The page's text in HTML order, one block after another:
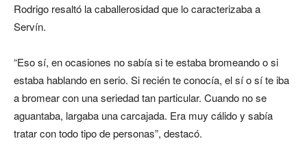
Rodrigo resaltó la caballerosidad que lo caracterizaba a
Servín.
“Eso sí, en ocasiones no sabía si te estaba bromeando o si
estaba hablando en serio. Si recién te conocía, el sí o sí te iba
a bromear con una seriedad tan particular. Cuando no se
aguantaba, largaba una carcajada. Era muy cálido y sabía
tratar con todo tipo de personas”, destacó.